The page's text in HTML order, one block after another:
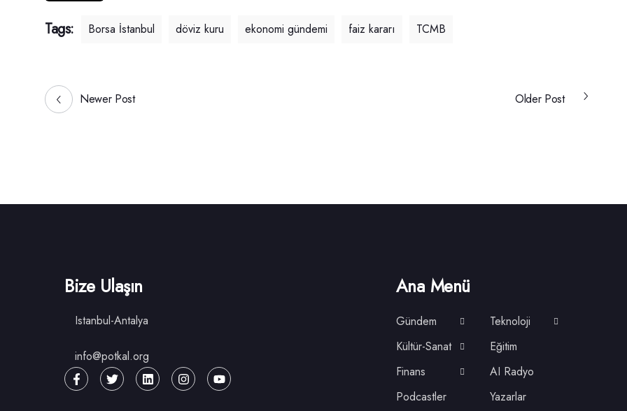
Tags: Borsa İstanbul döviz kuru ekonomi gündemi faiz kararı TCMB
Newer Post Older Post
Bize Ulaşın
Istanbul-Antalya
info@potkal.org
Ana Menü
Gündem
Teknoloji
Kültür-Sanat
Eğitim
Finans
AI Radyo
Podcastler
Yazarlar